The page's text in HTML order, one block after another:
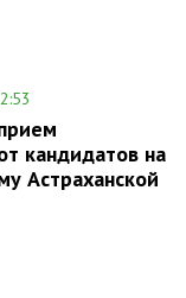
кандидатов на
Астраханской